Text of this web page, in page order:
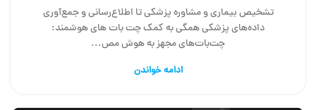
تشخیص بیماری و مشاوره پزشکی تا اطلاع‌رسانی و جمع‌آوری
داده‌های پزشکی همگی به کمک چت بات های هوشمند:
چت‌بات‌های مجهز به هوش مص...
ادامه خواندن